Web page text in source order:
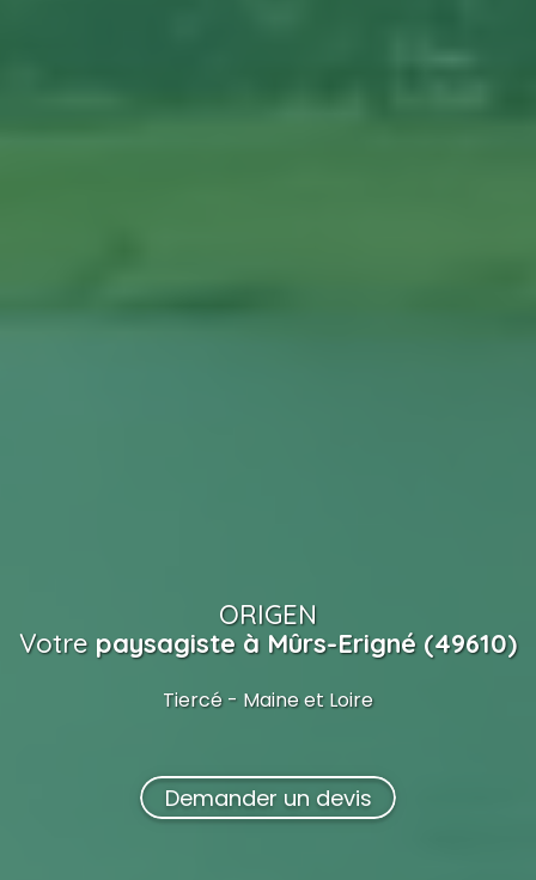
ORIGEN
Votre paysagiste à Mûrs-Erigné (49610)
Tiercé - Maine et Loire
Demander un devis